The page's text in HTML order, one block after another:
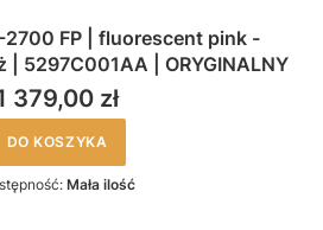
2700 FP | fluorescent pink -
5297C001AA | ORYGINALNY
379,00 zł
DO KOSZYKA
Mała ilość